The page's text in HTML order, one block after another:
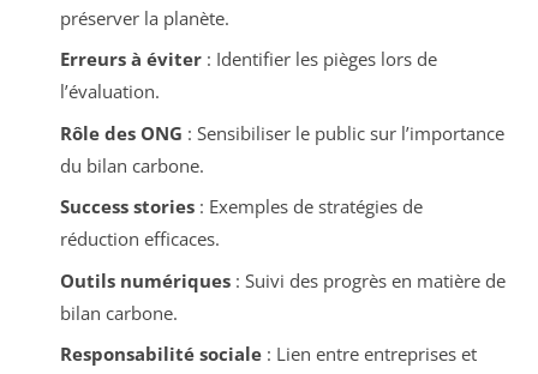
préserver la planète.
Erreurs à éviter: Identifier les pièges lors de
l’évaluation.
Rôle des ONG : Sensibiliser le public sur l’importance
du bilan carbone.
Success stories: Exemples de stratégies de
réduction efficaces.
Outils numériques: Suivi des progrès en matière de
bilan carbone.
Responsabilité sociale: Lien entre entreprises et